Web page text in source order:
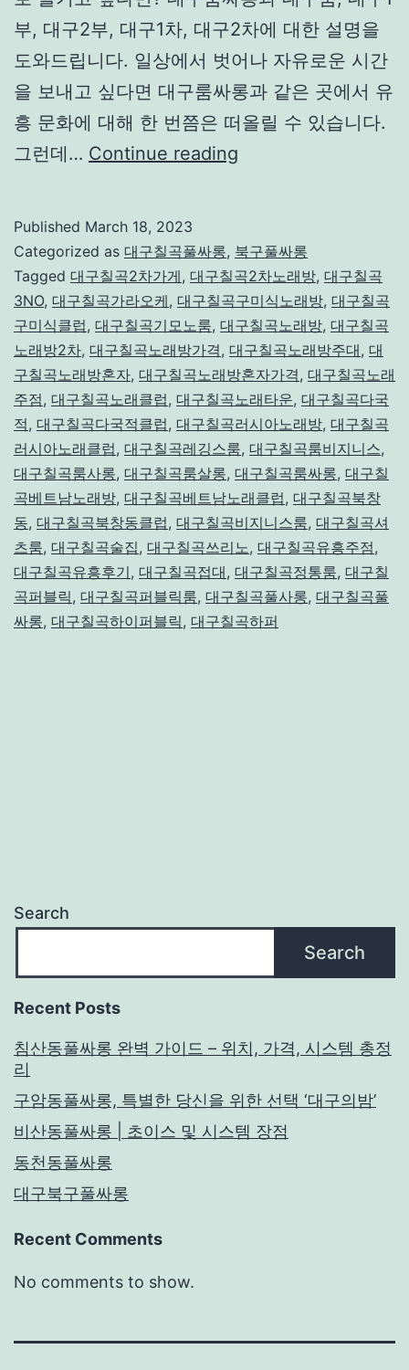
부, 대구2부, 대구1차, 대구2차에 대한 설명을
도와드립니다. 일상에서 벗어나 자유로운 시간
을 보내고 싶다면 대구룸싸롱과 같은 곳에서 유
흥 문화에 대해 한 번쯤은 떠올릴 수 있습니다.
그런데… Continue reading
싸
롱
칠
곡
Published March 18, 2023
Categorized as 대구칠곡풀싸롱, 북구풀싸롱
Tagged 대구칠곡2차가게, 대구칠곡2차노래방, 대구칠곡
3NO, 대구칠곡가라오케, 대구칠곡구미식노래방, 대구칠곡
구미식클럽, 대구칠곡기모노룸, 대구칠곡노래방, 대구칠곡
노래방2차, 대구칠곡노래방가격, 대구칠곡노래방주대, 대
구칠곡노래방혼자, 대구칠곡노래방혼자가격, 대구칠곡노래
주점, 대구칠곡노래클럽, 대구칠곡노래타운, 대구칠곡다국
적, 대구칠곡다국적클럽, 대구칠곡러시아노래방, 대구칠곡
러시아노래클럽, 대구칠곡레깅스룸, 대구칠곡룸비지니스,
대구칠곡룸사롱, 대구칠곡룸살롱, 대구칠곡룸싸롱, 대구칠
곡베트남노래방, 대구칠곡베트남노래클럽, 대구칠곡북창
동, 대구칠곡북창동클럽, 대구칠곡비지니스룸, 대구칠곡셔
츠룸, 대구칠곡술집, 대구칠곡쓰리노, 대구칠곡유흥주점,
대구칠곡유흥후기, 대구칠곡접대, 대구칠곡정통룸, 대구칠
곡퍼블릭, 대구칠곡퍼블릭룸, 대구칠곡풀사롱, 대구칠곡풀
싸롱, 대구칠곡하이퍼블릭, 대구칠곡하퍼
Search
Search
Recent Posts
침산동풀싸롱 완벽 가이드 – 위치, 가격, 시스템 총정
리
구암동풀싸롱, 특별한 당신을 위한 선택 ‘대구의밤’
비산동풀싸롱 | 초이스 및 시스템 장점
동천동풀싸롱
대구북구풀싸롱
Recent Comments
No comments to show.